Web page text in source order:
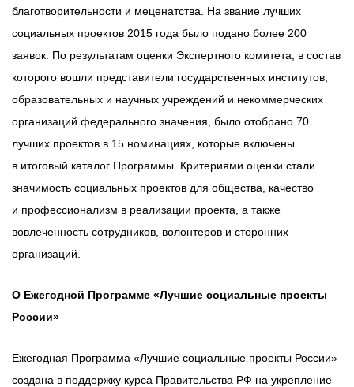
благотворительности и меценатства. На звание лучших
социальных проектов 2015 года было подано более 200
заявок. По результатам оценки Экспертного комитета, в состав
которого вошли представители государственных институтов,
образовательных и научных учреждений и некоммерческих
организаций федерального значения, было отобрано 70
лучших проектов в 15 номинациях, которые включены
в итоговый каталог Программы. Критериями оценки стали
значимость социальных проектов для общества, качество
и профессионализм в реализации проекта, а также
вовлеченность сотрудников, волонтеров и сторонних
организаций.
О Ежегодной Программе «Лучшие социальные проекты
России»
Ежегодная Программа «Лучшие социальные проекты России»
создана в поддержку курса Правительства РФ на укрепление